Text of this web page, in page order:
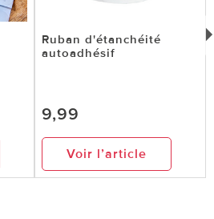
Ruban d'étanchéité
autoadhésif
9,99
Voir l’article